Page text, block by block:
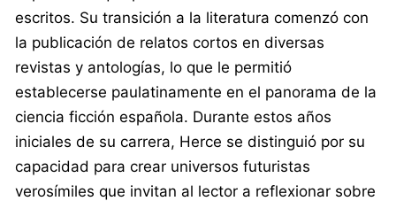
escritos. Su transición a la literatura comenzó con
la publicación de relatos cortos en diversas
revistas y antologías, lo que le permitió
establecerse paulatinamente en el panorama de la
ciencia ficción española. Durante estos años
iniciales de su carrera, Herce se distinguió por su
capacidad para crear universos futuristas
verosímiles que invitan al lector a reflexionar sobre